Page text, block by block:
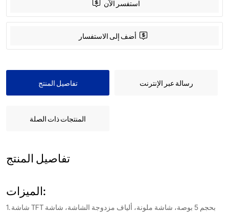
استفسر الآن
أضف إلى الاستفسار
تفاصيل المنتج رسالة عبر الإنترنت
المنتجات ذات الصلة
تفاصيل المنتج
الميزات:
1. شاشة TFT بحجم 5 بوصة، شاشة ملونة، ألياف مزدوجة الشاشة، شاشة